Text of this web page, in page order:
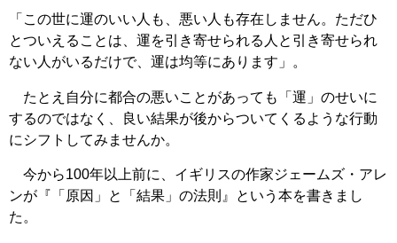
「この世に運のいい人も、悪い人も存在しません。ただひ
とついえることは、運を引き寄せられる人と引き寄せられ
ない人がいるだけで、運は均等にあります」。
たとえ自分に都合の悪いことがあっても「運」のせいに
するのではなく、良い結果が後からついてくるような行動
にシフトしてみませんか。
今から100年以上前に、イギリスの作家ジェームズ・アレ
ンが『「原因」と「結果」の法則』という本を書きまし
た。